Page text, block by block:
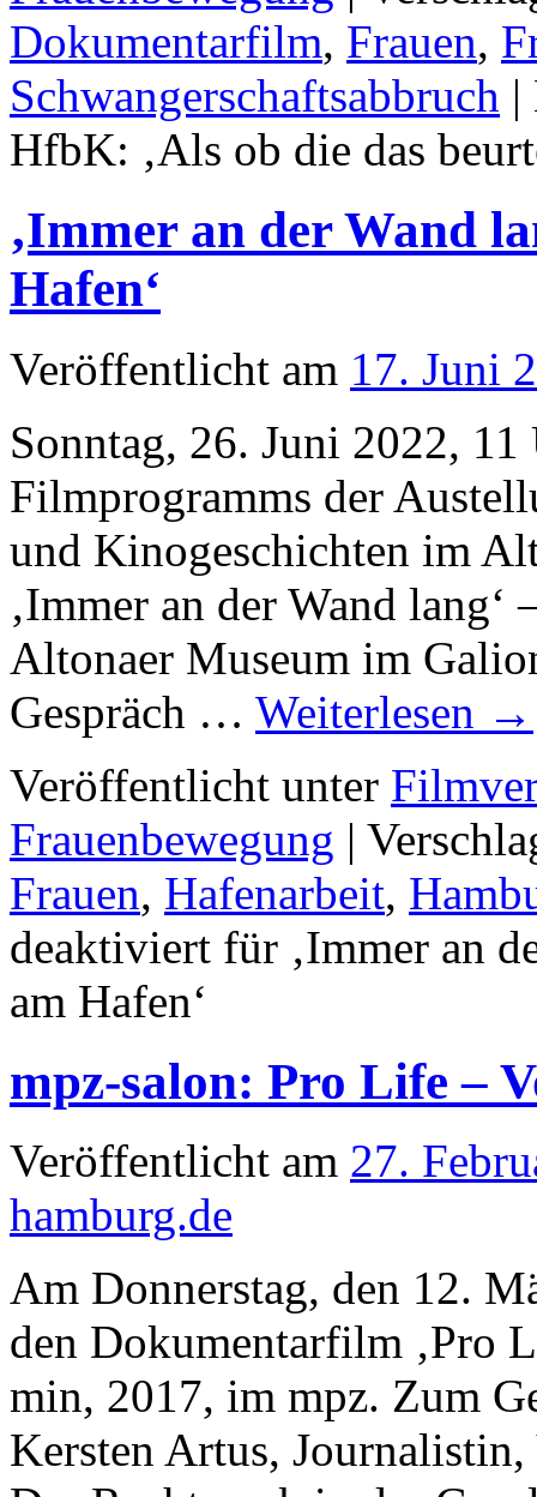
Dokumentarfilm, Frauen,
Schwangerschaftsabbruch |
HfbK: ‚Als ob die das
‚Immer an der Wand
Hafen‘
Veröffentlicht am 17. Juni
Sonntag, 26. Juni 2022,
Filmprogramms der
und Kinogeschichten im
‚Immer an der Wand lang‘
Altonaer Museum im
Gespräch … Weiterlesen →
Veröffentlicht unter
Frauenbewegung |
Frauen, Hafenarbeit,
deaktiviert für ‚Immer an
am Hafen‘
mpz-salon: Pro Life –
Veröffentlicht am 27.
hamburg.de
Am Donnerstag, den 12.
den Dokumentarfilm ‚Pro
min, 2017, im mpz. Zum
Kersten Artus,